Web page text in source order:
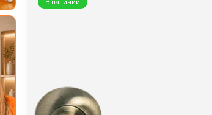
В наличии